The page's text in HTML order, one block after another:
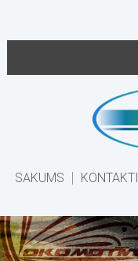
SĀKUMS KONTAKTI